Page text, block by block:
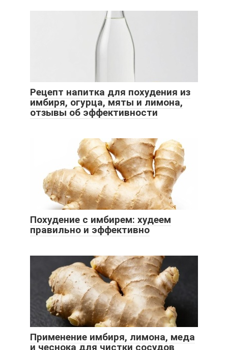
Рецепт напитка для похудения из
имбиря, огурца, мяты и лимона,
отзывы об эффективности
Похудение с имбирем: худеем
правильно и эффективно
Применение имбиря, лимона, меда
и чеснока для чистки сосудов